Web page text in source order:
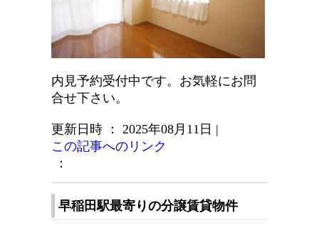
内見予約受付中です。お気軽にお問
合せ下さい。
更新日時 ： 2025年08月11日 |
この記事へのリンク
：
早稲田駅最寄りの分譲賃貸物件